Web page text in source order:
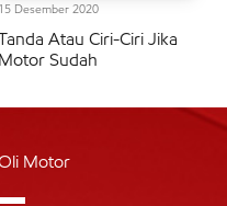
15 Desember 2020
Atau Ciri-Ciri Jika
Motor Sudah
Motor